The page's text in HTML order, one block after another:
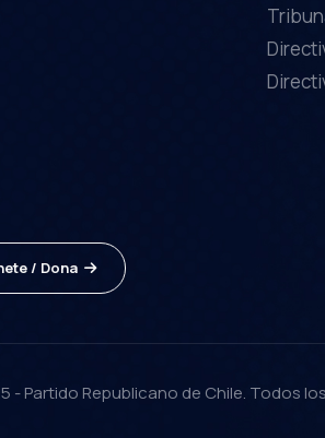
/ Dona
- Partido Republicano de Chile. Todos